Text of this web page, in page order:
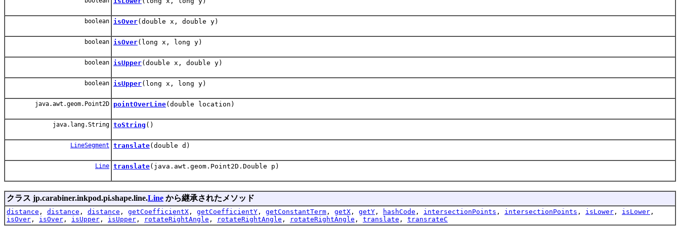
boolean isOver(double x, double y)
boolean isOver(long x, long y)
boolean isUpper(double x, double y)
boolean isUpper(long x, long y)
java.awt.geom.Point2D pointOverLine(double location)
java.lang.String toString ()
LineSegment translate(double d)
Line translate(java.awt.geom.Point2D.Double p)
クラス jp.carabiner.inkpod.pi.shape.line.Line から継承されたメソッド
distance , distance , distance , getCoefficientX , getCoefficientY , getConstantTerm , getX , getY , hashCode , intersectionPoints , intersectionPoints , isLower , isLower ,
isOver , isOver , isUpper , isUpper , rotateRightAngle , rotateRightAngle , rotateRightAngle , translate , transrateC